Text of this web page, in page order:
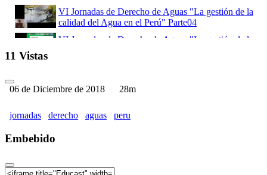
VI Jornadas de Derecho de Aguas "La gestión de la
calidad del Agua en el Perú" Parte04
VI Jornadas de Derecho de Aguas "La gestión de la
VI Jornadas de Derecho de Aguas "La gestión de la
VI Jornadas de Derecho de Aguas "La gestión de la
11 Vistas
06 de Diciembre de 2018 28m
jornadas derecho aguas peru
Embebido